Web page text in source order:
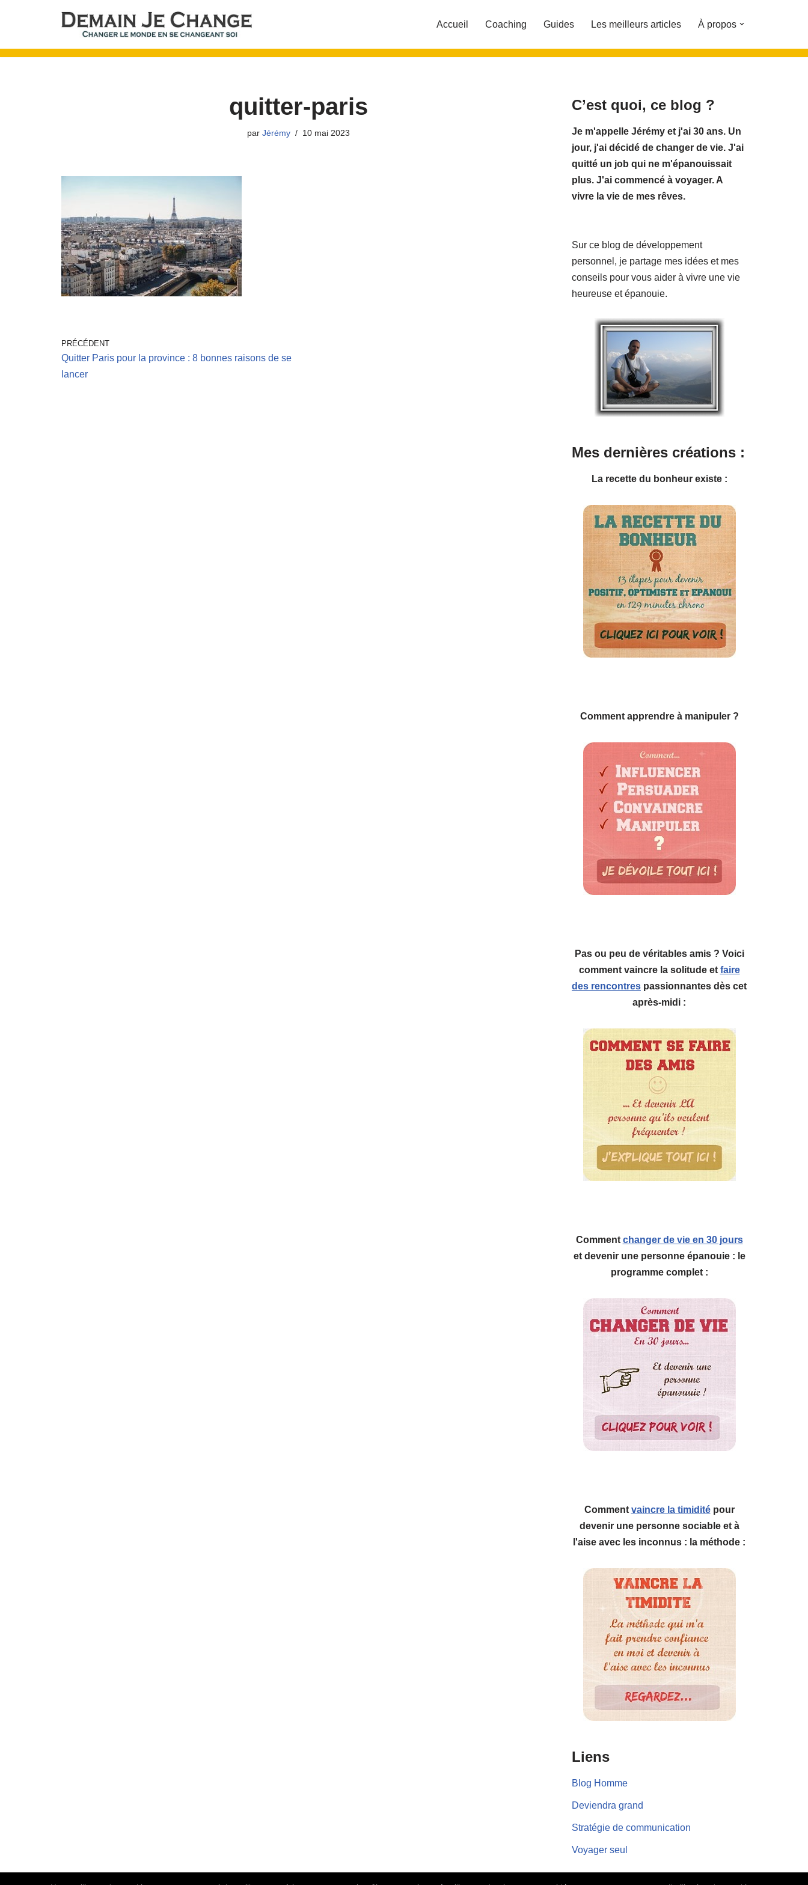
au
Accueil Coaching Guides Les meilleurs articles À propos
quitter-paris
par Jérémy 10 mai 2023
PRÉCÉDENT
Quitter Paris pour la province : 8 bonnes raisons de se
lancer
C’est quoi, ce blog ?
Je m'appelle Jérémy et j'ai 30 ans. Un
jour, j'ai décidé de changer de vie. J'ai
quitté un job qui ne m'épanouissait
plus. J'ai commencé à voyager. A
vivre la vie de mes rêves.
Sur ce blog de développement
personnel, je partage mes idées et mes
conseils pour vous aider à vivre une vie
heureuse et épanouie.
Mes dernières créations :
La recette du bonheur existe :
Comment apprendre à manipuler ?
Pas ou peu de véritables amis ? Voici
comment vaincre la solitude et faire
des rencontres passionnantes dès cet
après-midi :
Comment changer de vie en 30 jours
et devenir une personne épanouie : le
programme complet :
Comment vaincre la timiditépour
devenir une personne sociable et à
l'aise avec les inconnus : la méthode :
Liens
Blog Homme
Deviendra grand
Stratégie de communication
Voyager seul